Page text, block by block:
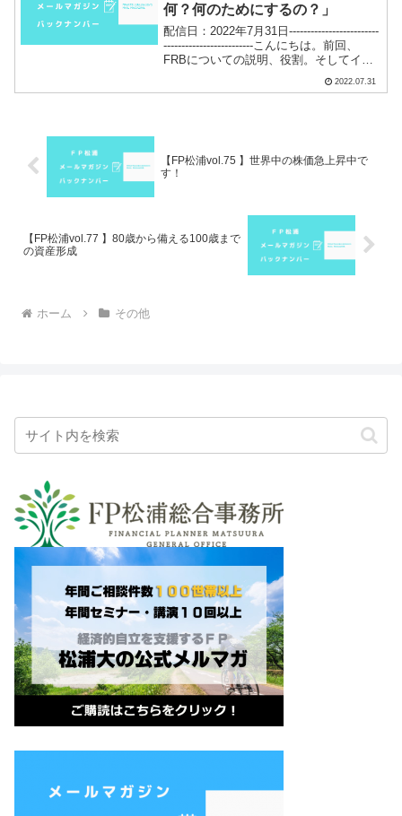
何？何のためにするの？」￼
配信日：2022年7月31日-------------------------
-------------------------こんにちは。前回、
FRBについての説明、役割。そしてイン
2022.07.31
【FP松浦vol.75 】世界中の株価急上昇中で
す！
【FP松浦vol.77 】80歳から備える100歳まで
の資産形成
ホーム その他